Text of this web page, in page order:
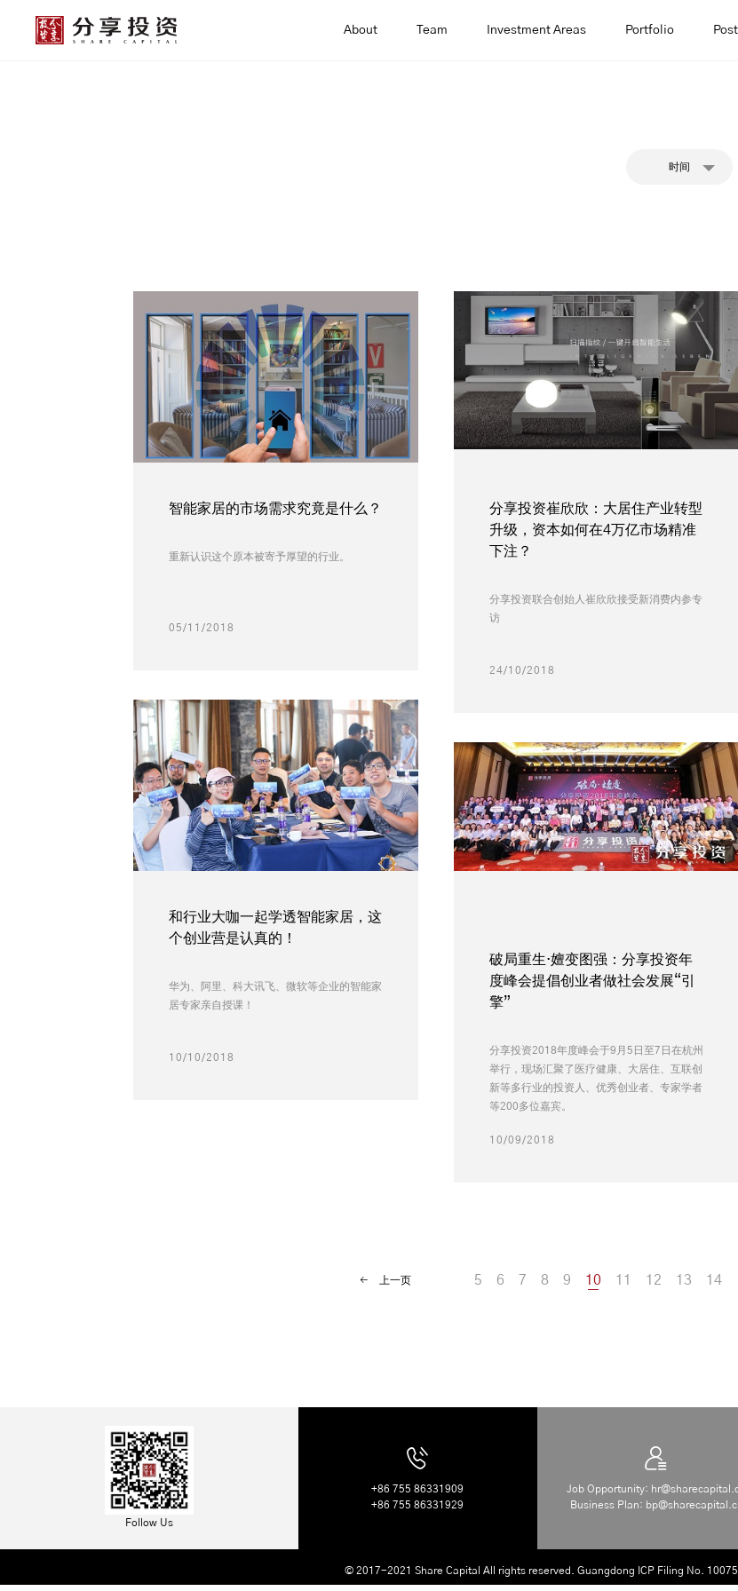
About Team Investment Areas Portfolio
时间
智能家居的市场需求究竟是什么？
重新认识这个原本被寄予厚望的行业。
05/11/2018
分享投资崔欣欣：大居住产业转型
升级，资本如何在4万亿市场精准
下注？
分享投资联合创始人崔欣欣接受新消费内参专
访
24/10/2018
和行业大咖一起学透智能家居，这
个创业营是认真的！
华为、阿里、科大讯飞、微软等企业的智能家
居专家亲自授课！
10/10/2018
破局重生·嬗变图强：分享投资年
度峰会提倡创业者做社会发展“引
擎”
分享投资2018年度峰会于9月5日至7日在杭州
举行，现场汇聚了医疗健康、大居住、互联创
新等多行业的投资人、优秀创业者、专家学者
等200多位嘉宾。
10/09/2018
上一页 5 6 7 8 9 10 11 12 13 14
Follow Us
+86 755 86331909
+86 755 86331929
Job Opportunity:
Business Plan:
© 2017-2021 Share Capital All rights reserved. Guangdong ICP Filing No.